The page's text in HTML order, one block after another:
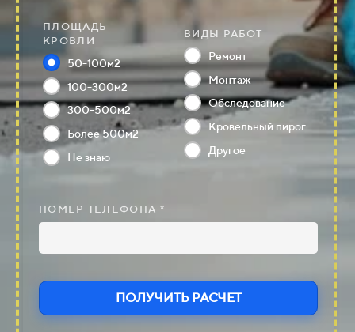
ПЛОЩАДЬ
КРОВЛИ
50-100м2
100-300м2
300-500м2
Более 500м2
Не знаю
ВИДЫ РАБОТ
Ремонт
Монтаж
Обследование
Кровельный пирог
Другое
НОМЕР ТЕЛЕФОНА *
ПОЛУЧИТЬ РАСЧЕТ